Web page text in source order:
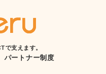
で支えます。
パートナー制度